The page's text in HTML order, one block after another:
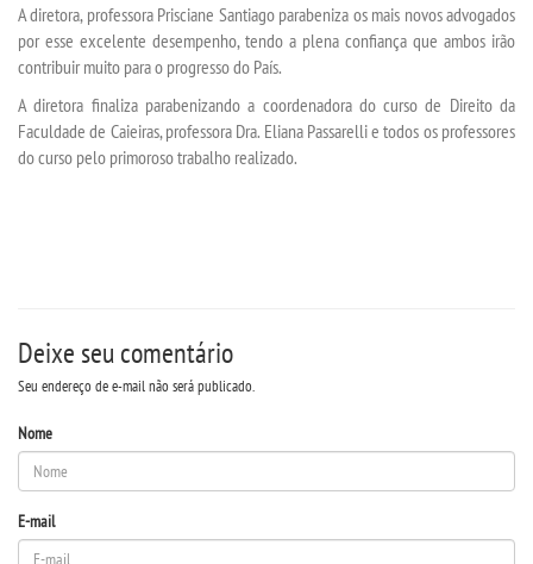
PUBLICAÇÕES
DESTAQUES
REGULAMENTOS
A diretora, professora Prisciane Santiago parabeniza os mais novos advogados
por esse excelente desempenho, tendo a plena confiança que ambos irão
contribuir muito para o progresso do País.
A diretora finaliza parabenizando a coordenadora do curso de Direito da
Faculdade de Caieiras, professora Dra. Eliana Passarelli e todos os professores
do curso pelo primoroso trabalho realizado.
Deixe seu comentário
Seu endereço de e-mail não será publicado.
Nome
E-mail